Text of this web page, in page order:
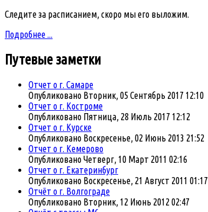
Следите за расписанием, скоро мы его выложим.
Подробнее ...
Путевыезаметки
Отчет о г. Самаре
Опубликовано Вторник, 05 Сентябрь 2017 12:10
Отчет о г. Костроме
Опубликовано Пятница, 28 Июль 2017 12:12
Отчет о г. Курске
Опубликовано Воскресенье, 02 Июнь 2013 21:52
Отчет о г. Кемерово
Опубликовано Четверг, 10 Март 2011 02:16
Отчет о г. Екатеринбург
Опубликовано Воскресенье, 21 Август 2011 01:17
Отчёт о г. Волгоградe
Опубликовано Вторник, 12 Июнь 2012 02:47